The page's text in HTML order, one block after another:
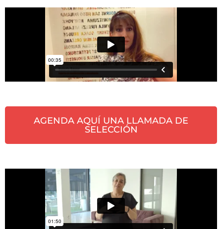
AGENDA AQUÍ UNA LLAMADA DE
SELECCIÓN